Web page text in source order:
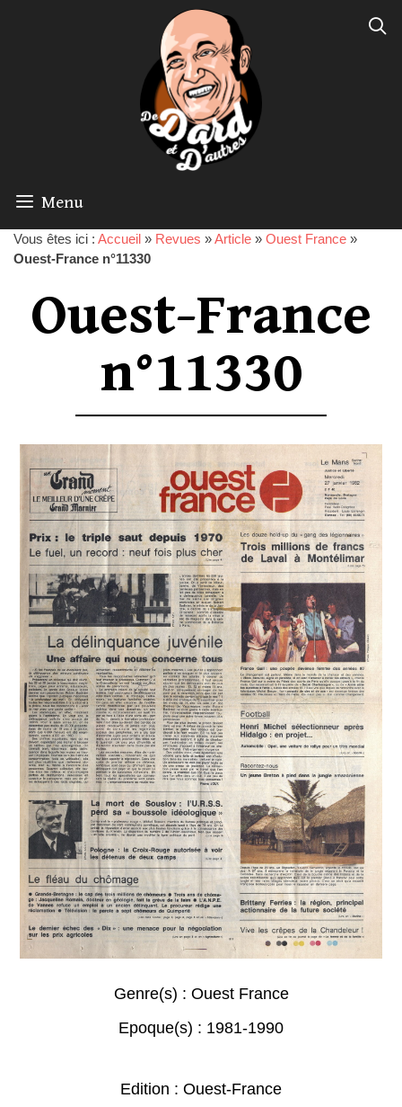
Menu
Vous êtes ici : Accueil » Revues »Article » Ouest France »
Ouest-France n°11330
Ouest-France
n°11330
Genre(s) : Ouest France
Epoque(s) : 1981-1990
Edition : Ouest-France